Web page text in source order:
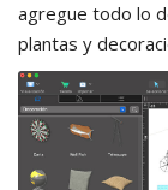
agregue todo lo
plantas y